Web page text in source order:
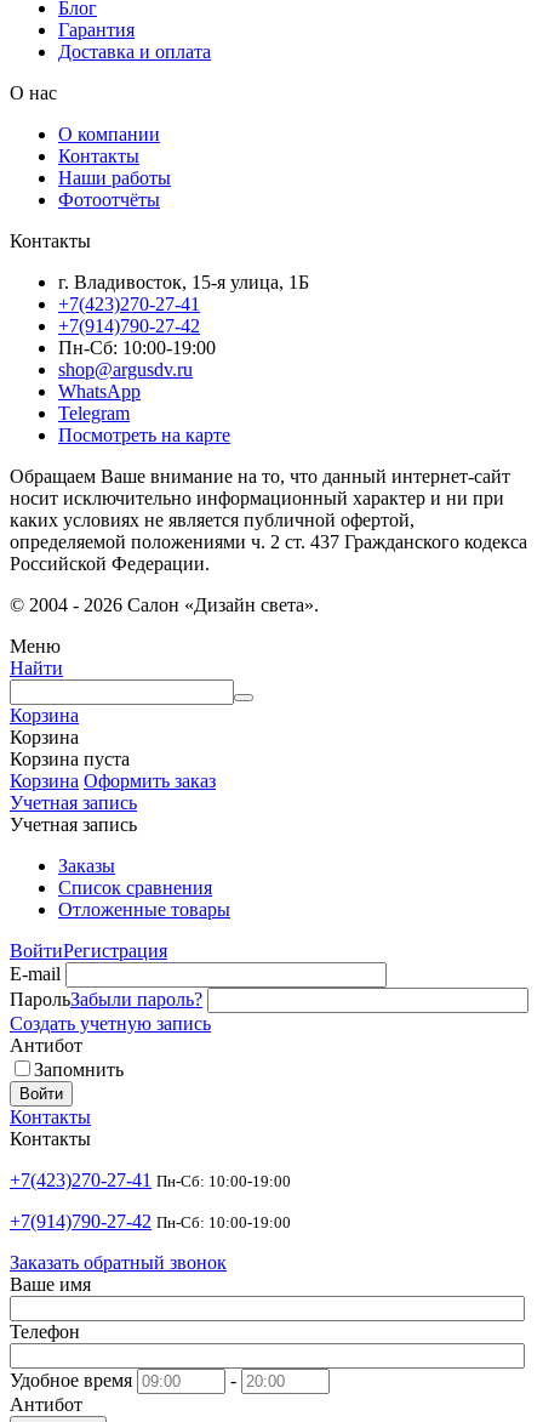
Блог
Гарантия
Доставка и оплата
О нас
О компании
Контакты
Наши работы
Фотоотчёты
Контакты
г. Владивосток, 15-я улица, 1Б
+7(423)270-27-41
+7(914)790-27-42
Пн-Сб: 10:00-19:00
shop@argusdv.ru
WhatsApp
Telegram
Посмотреть на карте
Обращаем Ваше внимание на то, что данный интернет-сайт
носит исключительно информационный характер и ни при
каких условиях не является публичной офертой,
определяемой положениями ч. 2 ст. 437 Гражданского кодекса
Российской Федерации.
© 2004 - 2026 Салон «Дизайн света».
Меню
Найти
Корзина
Корзина
Корзина пуста
Корзина Оформить заказ
Учетная запись
Учетная запись
Заказы
Список сравнения
Отложенные товары
ВойтиРегистрация
E-mail
ПарольЗабыли пароль?
Создать учетную запись
Антибот
Запомнить
Войти
Контакты
Контакты
+7(423)270-27-41 Пн-Сб: 10:00-19:00
+7(914)790-27-42 Пн-Сб: 10:00-19:00
Заказать обратный звонок
Ваше имя
Телефон
Удобное время
-
Антибот